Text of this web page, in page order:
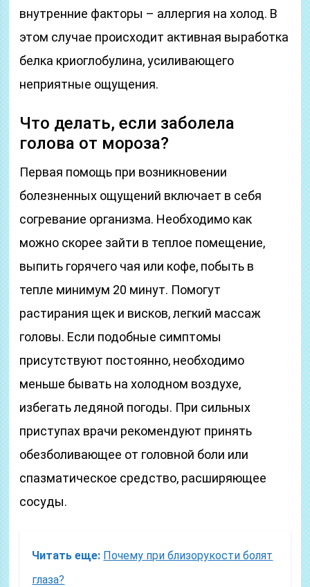
внутренние факторы – аллергия на холод. В
этом случае происходит активная выработка
белка криоглобулина, усиливающего
неприятные ощущения.
Что делать, если заболела
голова от мороза?
Первая помощь при возникновении
болезненных ощущений включает в себя
согревание организма. Необходимо как
можно скорее зайти в теплое помещение,
выпить горячего чая или кофе, побыть в
тепле минимум 20 минут. Помогут
растирания щек и висков, легкий массаж
головы. Если подобные симптомы
присутствуют постоянно, необходимо
меньше бывать на холодном воздухе,
избегать ледяной погоды. При сильных
приступах врачи рекомендуют принять
обезболивающее от головной боли или
спазматическое средство, расширяющее
сосуды.
Читать еще: Почему при близорукости болят
глаза?